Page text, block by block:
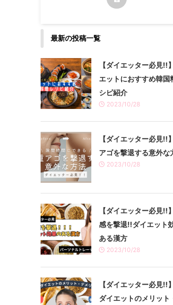
最新の投稿一覧
【ダイエッター必見!!
エットにおすすめ韓国
シピ紹介
2023/10/28
【ダイエッター必見!!
アゴを撃退する意外な
2023/10/28
【ダイエッター必見!!
感を撃退!!ダイエット
ある漢方
2023/10/28
【ダイエッター必見!!
ダイエットのメリット